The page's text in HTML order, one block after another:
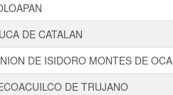
DE CATALAN
DE ISIDORO MONTES DE OCA
DE TRUJANO